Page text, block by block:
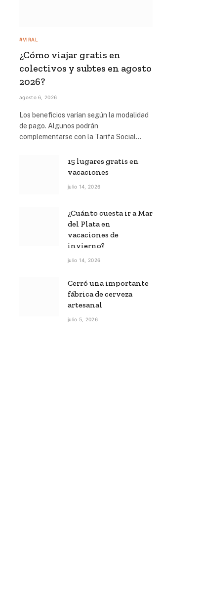
#VIRAL
¿Cómo viajar gratis en
colectivos y subtes en agosto
2026?
agosto 6, 2026
Los beneficios varían según la modalidad
de pago. Algunos podrán
complementarse con la Tarifa Social…
15 lugares gratis en
vacaciones
julio 14, 2026
¿Cuánto cuesta ir a Mar
del Plata en
vacaciones de
invierno?
julio 14, 2026
Cerró una importante
fábrica de cerveza
artesanal
julio 5, 2026